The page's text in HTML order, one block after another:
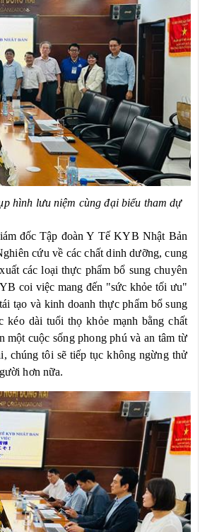
hình lưu niệm cùng đại biểu tham dự
đốcTập đoàn Y Tế KYB Nhật Bản
cứu về các chất dinh dưỡng, cung
các loại thực phẩm bổ sung chuyên
coi việc mang đến "sức khỏe tối ưu"
tạo và kinh doanh thực phẩm bổ sung
dài tuổi thọ khỏe mạnh bằng chất
một cuộc sống phong phú và an tâm từ
chúng tôi sẽ tiếp tục không ngừng thử
hơn nữa.